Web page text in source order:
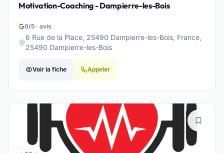
Motivation-Coaching - Dampierre-les-Bois
0/5 · avis
6 Rue de la Place, 25490 Dampierre-les-Bois, France,
25490 Dampierre-les-Bois
Voir la fiche Appeler